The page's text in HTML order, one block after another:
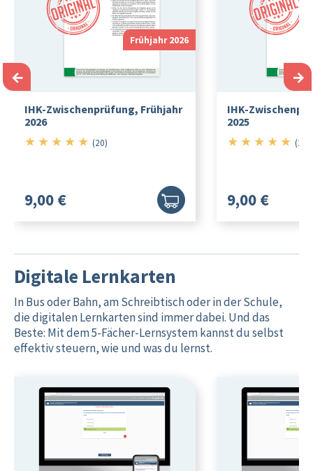
Frühjahr 2026
IHK-Zwischenprüfung, Frühjahr
2026
★ ★ ★ ★ ★ 5/5
(20)
9,00 €
IHK-
2025
★ ★ ★ ★ ★ 5/5
(20)
9,00 €
← →
Digitale Lernkarten
In Bus oder Bahn, am Schreibtisch oder in der Schule,
die digitalen Lernkarten sind immer dabei. Und das
Beste: Mit dem 5-Fächer-Lernsystem kannst du selbst
effektiv steuern, wie und was du lernst.